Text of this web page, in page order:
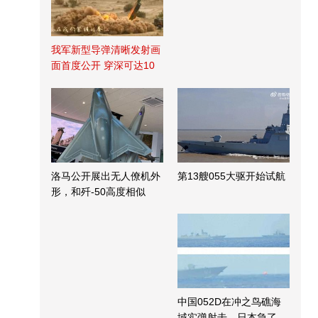
我军新型导弹清晰发射画
面首度公开 穿深可达10
洛马公开展出无人僚机外
形，和歼-50高度相似
第13艘055大驱开始试航
中国052D在冲之鸟礁海